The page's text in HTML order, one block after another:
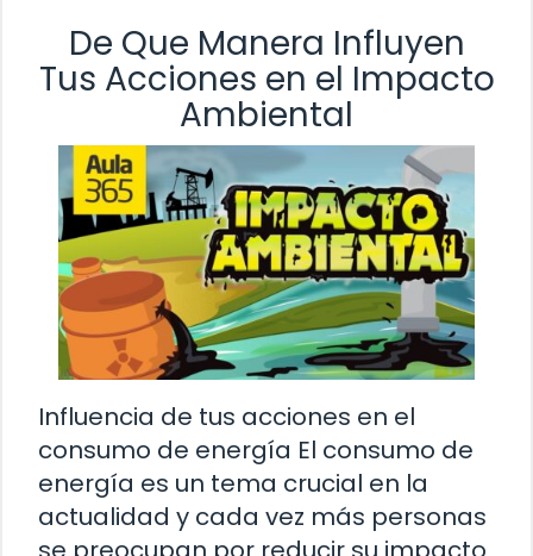
De Que Manera Influyen
Tus Acciones en el Impacto
Ambiental
Influencia de tus acciones en el
consumo de energía El consumo de
energía es un tema crucial en la
actualidad y cada vez más personas